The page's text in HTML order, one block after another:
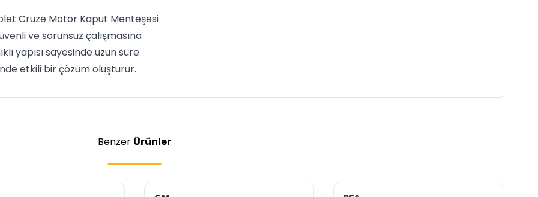
Cruze Motor Kaput Menteşesi
ve sorunsuz çalışmasına
yapısı sayesinde uzun süre
etkili bir çözüm oluşturur.
Benzer Ürünler